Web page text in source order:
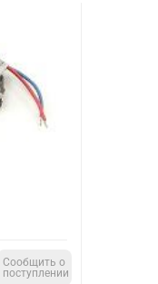
Сообщить о
поступлении